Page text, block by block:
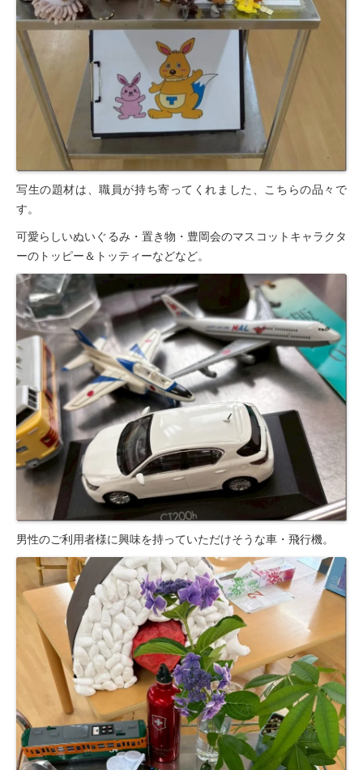
健康診断
浜松とよおか病院 健康管理センター
豊橋元町病院 健康管理センター
写生の題材は、職員が持ち寄ってくれました、こちらの品々で
す。
可愛らしいぬいぐるみ・置き物・豊岡会のマスコットキャラクタ
ーのトッピー＆トッティーなどなど。
男性のご利用者様に興味を持っていただけそうな車・飛行機。